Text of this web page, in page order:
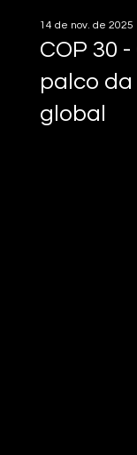
COP 30
palco
global
14 de nov. de 2025